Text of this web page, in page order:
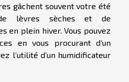
gâchent souvent votre été
lèvres sèches et de
en plein hiver. Vous pouvez
en vous procurant d’un
l’utilité d’un humidificateur